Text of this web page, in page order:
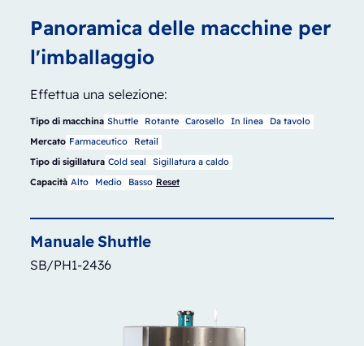
Panoramica delle macchine per
l'imballaggio
Effettua una selezione:
Tipo di macchina Shuttle Rotante Carosello In linea
Da tavolo
Mercato Farmaceutico
Retail
Tipo di sigillatura Cold seal
Sigillatura a caldo
Capacità Alto Medio Basso Reset
ManualeShuttle
SB/PH1-2436